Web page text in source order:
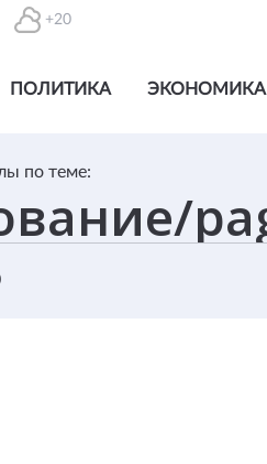
+20
ПОЛИТИКА ЭКОНОМИКА
по теме: